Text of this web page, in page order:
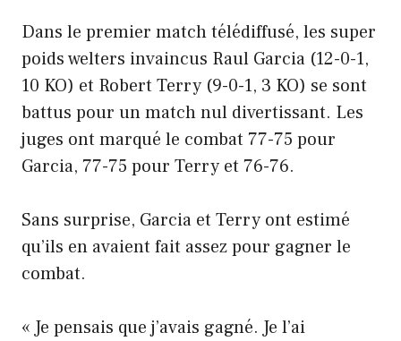
Dans le premier match télédiffusé, les super
poids welters invaincus Raul Garcia (12-0-1,
10 KO) et Robert Terry (9-0-1, 3 KO) se sont
battus pour un match nul divertissant. Les
juges ont marqué le combat 77-75 pour
Garcia, 77-75 pour Terry et 76-76.
Sans surprise, Garcia et Terry ont estimé
qu’ils en avaient fait assez pour gagner le
combat.
« Je pensais que j’avais gagné. Je l’ai